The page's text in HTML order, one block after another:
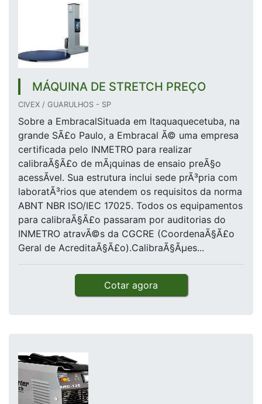
MÁQUINA DE STRETCH PREÇO
CIVEX / GUARULHOS - SP
Sobre a EmbracalSituada em Itaquaquecetuba, na
grande SÃ£o Paulo, a Embracal Ã© uma empresa
certificada pelo INMETRO para realizar
calibraÃ§Ã£o de mÃ¡quinas de ensaio preÃ§o
acessÃ­vel. Sua estrutura inclui sede prÃ³pria com
laboratÃ³rios que atendem os requisitos da norma
ABNT NBR ISO/IEC 17025. Todos os equipamentos
para calibraÃ§Ã£o passaram por auditorias do
INMETRO atravÃ©s da CGCRE (CoordenaÃ§Ã£o
Geral de AcreditaÃ§Ã£o).CalibraÃ§Ãµes...
Cotar agora